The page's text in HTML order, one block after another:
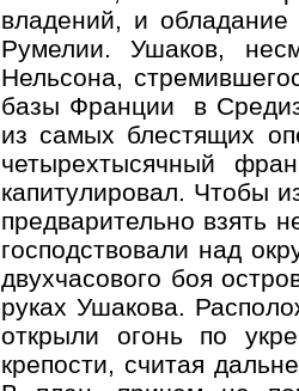
владений, и обладание
Румелии. Ушаков,
Нельсона,
базы Франции в
из самых блестящих
четырехтысячный
капитулировал. Чтобы
предварительно взять
господствовали над
двухчасового боя
руках Ушакова.
открыли огонь по
крепости, считая